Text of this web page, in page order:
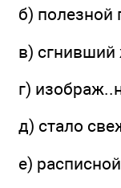
б) полезной
в) сгнивший
г)
д) стало
е)